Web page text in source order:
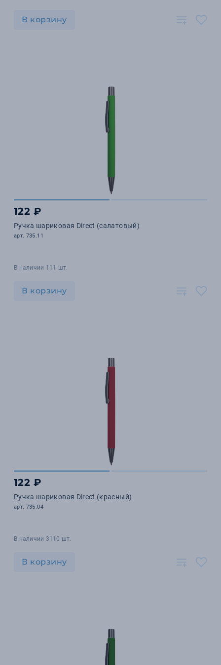
В корзину
122 ₽
Ручка шариковая Direct (салатовый)
арт. 735.11
В наличии 111 шт.
В корзину
122 ₽
Ручка шариковая Direct (красный)
арт. 735.04
В наличии 3110 шт.
В корзину